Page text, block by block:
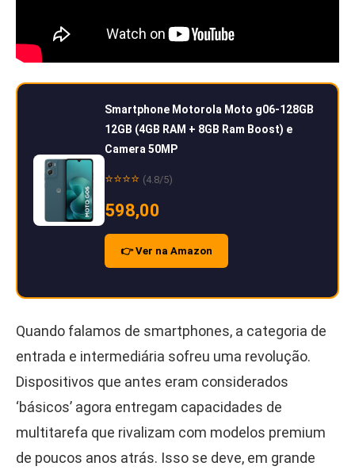
Smartphone Motorola Moto g06-128GB
12GB (4GB RAM + 8GB Ram Boost) e
Camera 50MP
⭐⭐⭐⭐ (4.8/5)
598,00
👉 Ver na Amazon
Quando falamos de smartphones, a categoria de
entrada e intermediária sofreu uma revolução.
Dispositivos que antes eram considerados
‘básicos’ agora entregam capacidades de
multitarefa que rivalizam com modelos premium
de poucos anos atrás. Isso se deve, em grande